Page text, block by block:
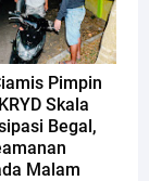
Pimpin
Skala
Begal,
Malam